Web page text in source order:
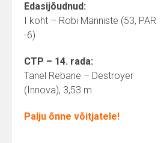
Edasijõudnud:
I koht – Robi Männiste (53, PAR
-6)
CTP – 14. rada:
Tanel Rebane – Destroyer
(Innova), 3,53 m
Palju õnne võitjatele!